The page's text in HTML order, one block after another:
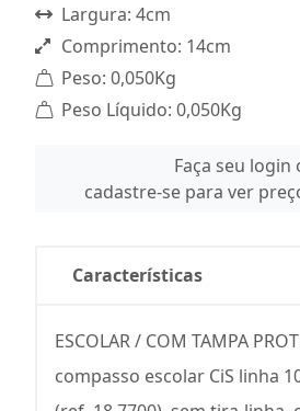
Largura: 4cm
Comprimento: 14cm
Peso: 0,050Kg
Peso Líquido: 0,050Kg
Faça seu login
cadastre-se para ver
Características
ESCOLAR / COM TAMPA
compasso escolar CiS linha